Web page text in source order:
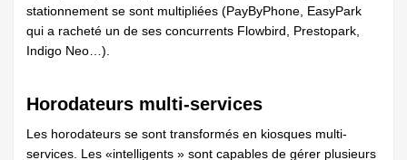
stationnement se sont multipliées (PayByPhone, EasyPark
qui a racheté un de ses concurrents Flowbird, Prestopark,
Indigo Neo…).
Horodateurs multi-services
Les horodateurs se sont transformés en kiosques multi-
services. Les «intelligents » sont capables de gérer plusieurs